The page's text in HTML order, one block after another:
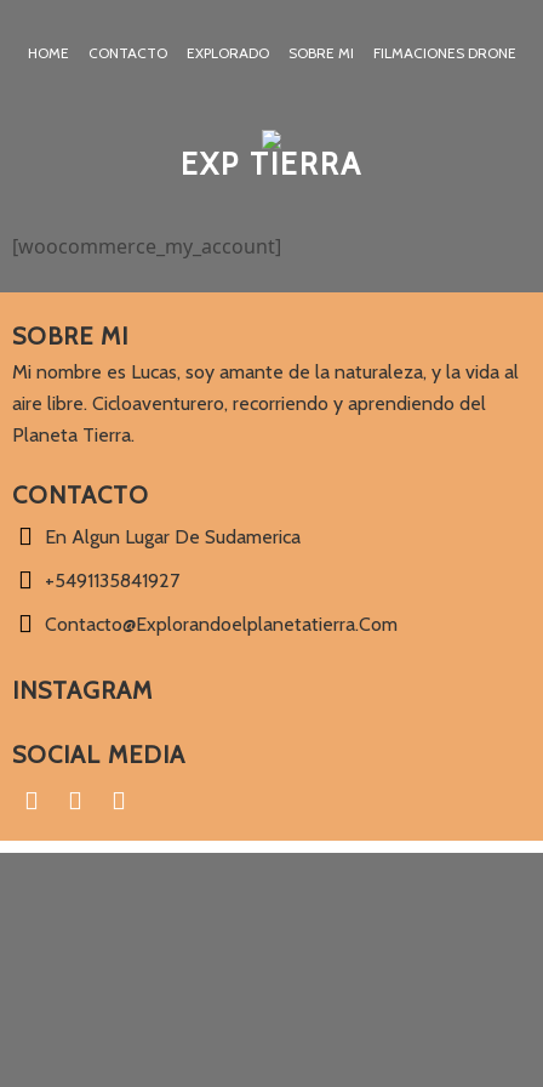
HOME CONTACTO EXPLORADO SOBRE MI FILMACIONES DRONE
EXP TIERRA
[woocommerce_my_account]
SOBRE MI
Mi nombre es Lucas, soy amante de la naturaleza, y la vida al
aire libre. Cicloaventurero, recorriendo y aprendiendo del
Planeta Tierra.
CONTACTO
En Algun Lugar De Sudamerica
+5491135841927
Contacto@explorandoelplanetatierra.com
INSTAGRAM
SOCIAL MEDIA